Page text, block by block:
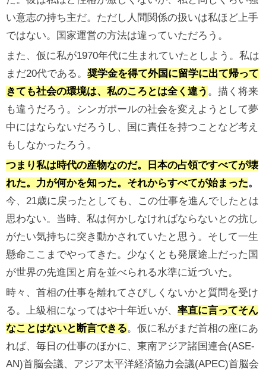
い意志の持ち主だ。ただし人間関係の扱いは私ほど上手
ではない。国家運営の方法は違っていただろう。
また、仮に私が1970年代に生まれていたとしよう。私は
まだ20代である。 奨学金を得て外国に留学に出て帰って
きても社会の環境は、私のころとは全く違う 。描く将来
も違うだろう。シンガポールの社会を変えようとして夢
中にはならないだろうし、国に責任を持つことなど考え
もしなかったろう。
つまり私は時代の産物なのだ。日本の占領ですべてが壊
れた。力が何かを知った。それからすべてが始まった。
今、21歳に戻ったとしても、この仕事を進んでしたとは
思わない。当時、私は何かしなければならないとの抗し
がたい気持ちに突き動かされていたと思う。そして一生
懸命ここまでやってきた。少なくとも発展途上だった国
が世界の先進国と肩を並べられる水準に近づいた。
時々、首相の仕事を離れてさびしくないかと質問を受け
る。上級相になってはや十年近いが、 率直に言ってそん
なことはないと断言できる。仮に私がまだ首相の座にあ
れば、毎日の仕事のほかに、東南アジア諸国連合(ASE-
AN)首脳会議、アジア太平洋経済協力会議(APEC)首脳会